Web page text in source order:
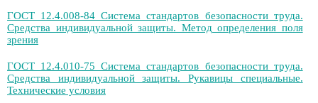
ГОСТ 12.4.008-84 Система стандартов безопасности труда.
Средства индивидуальной защиты. Метод определения поля
зрения
ГОСТ 12.4.010-75 Система стандартов безопасности труда.
Средства индивидуальной защиты. Рукавицы специальные.
Технические условия